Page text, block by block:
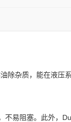
除杂质，能在液压
易阻塞。此外，